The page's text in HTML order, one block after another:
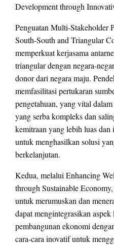
Development through
Penguatan Multi-Stakeholder
South-South and Triangular
memperkuat kerjasama
triangular dengan negara-
donor dari negara maju.
memfasilitasi pertukaran
pengetahuan, yang vital
yang serba kompleks dan
kemitraan yang lebih luas
untuk menghasilkan solusi
berkelanjutan.
Kedua, melalui Enhancing
through Sustainable
untuk merumuskan dan
dapat mengintegrasikan
pembangunan ekonomi
cara-cara inovatif untuk